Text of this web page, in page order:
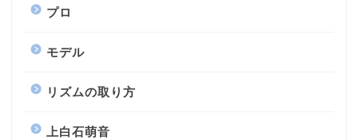
プロ
モデル
リズムの取り方
上白石萌音